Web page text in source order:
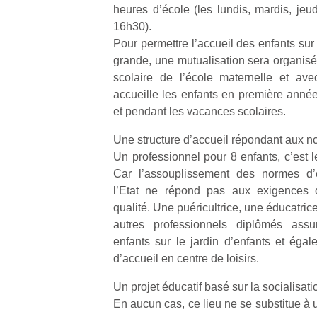
heures d’école (les lundis, mardis,
16h30).
Pour permettre l’accueil des enfants
grande, une mutualisation sera
scolaire de l’école maternelle et
accueille les enfants en première
et pendant les vacances scolaires.
Une structure d’accueil répondant aux
Un professionnel pour 8 enfants, c’est
Car l’assouplissement des normes
l’Etat ne répond pas aux exigences
qualité. Une puéricultrice, une
autres professionnels diplômés
enfants sur le jardin d’enfants et
d’accueil en centre de loisirs.
Un projet éducatif basé sur la
En aucun cas, ce lieu ne se substitue à